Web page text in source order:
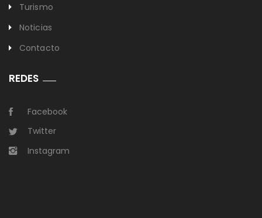
Turismo
Noticias
Contacto
REDES
Facebook
Twitter
Instagram